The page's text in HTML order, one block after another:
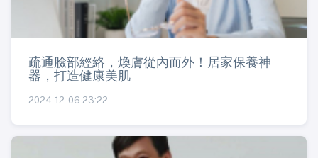
疏通臉部經絡，煥膚從內而外！居家保養神
器，打造健康美肌
2024-12-06 23:22